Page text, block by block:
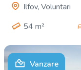
Ilfov, Voluntari
54 m²
Vanzare